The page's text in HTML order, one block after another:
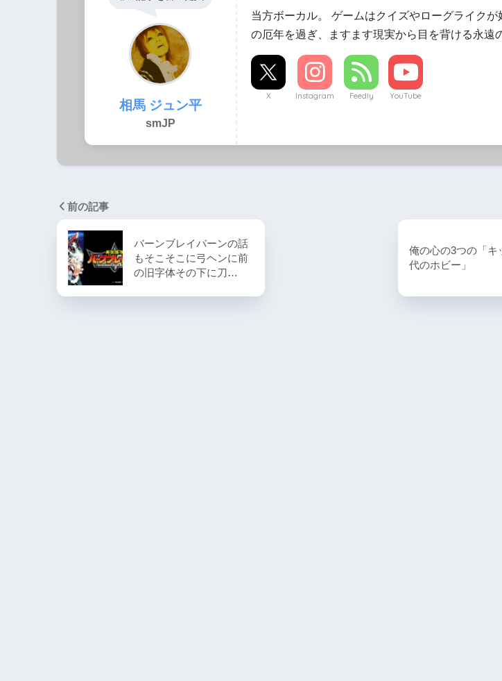
相馬 ジュン平
smJP
当方ボーカル。 ゲームはクイズやローグライクが
の厄年を過ぎ、ますます現実から目を背ける永遠
X Instagram Feedly YouTube
前の記事
バーンブレイバーンの話
もそこそこに弓ヘンに前
の旧字体その下に刀…
俺の心の3つの「キ
代のホビー」